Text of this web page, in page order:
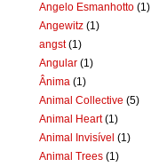
Angelo Esmanhotto (1)
Angewitz (1)
angst (1)
Angular (1)
Ânima (1)
Animal Collective (5)
Animal Heart (1)
Animal Invisível (1)
Animal Trees (1)